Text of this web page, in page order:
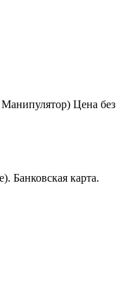
Цена без
Банковская карта.